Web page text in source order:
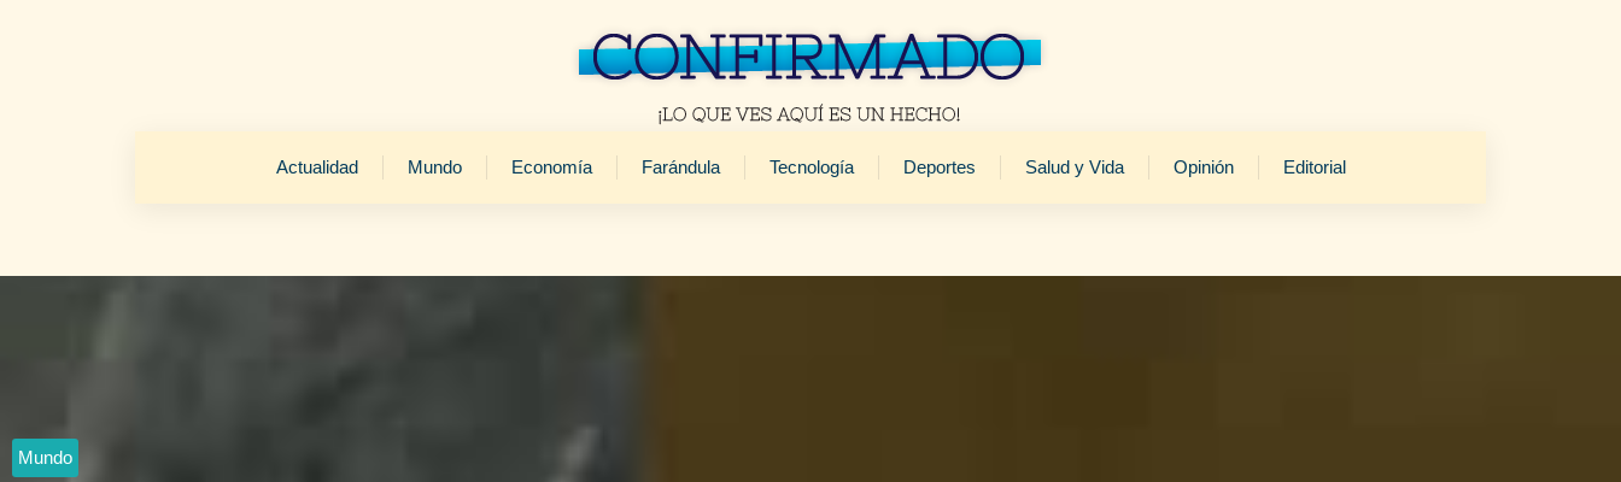
Actualidad Mundo Economía Farándula Tecnología Deportes Salud y Vida Opinión Editorial
Mundo